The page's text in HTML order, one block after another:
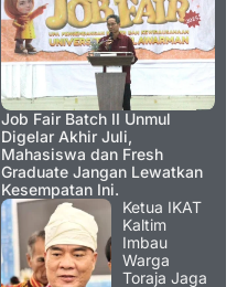
Job Fair Batch II Unmul
Digelar Akhir Juli,
Mahasiswa dan Fresh
Graduate Jangan Lewatkan
Kesempatan Ini.
Ketua IKAT
Kaltim
Imbau
Warga
Toraja Jaga